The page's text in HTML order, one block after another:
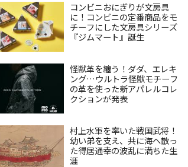
コンビニおにぎりが文房具
に！コンビニの定番商品をモ
チーフにした文房具シリーズ
『ジムマート』誕生
怪獣革を纏う！ダダ、エレキ
ング…ウルトラ怪獣モチーフ
の革を使った新アパレルコレ
クションが発表
村上水軍を率いた戦国武将！
幼い弟を支え、共に海へ散っ
た得居通幸の波乱に満ちた生
涯